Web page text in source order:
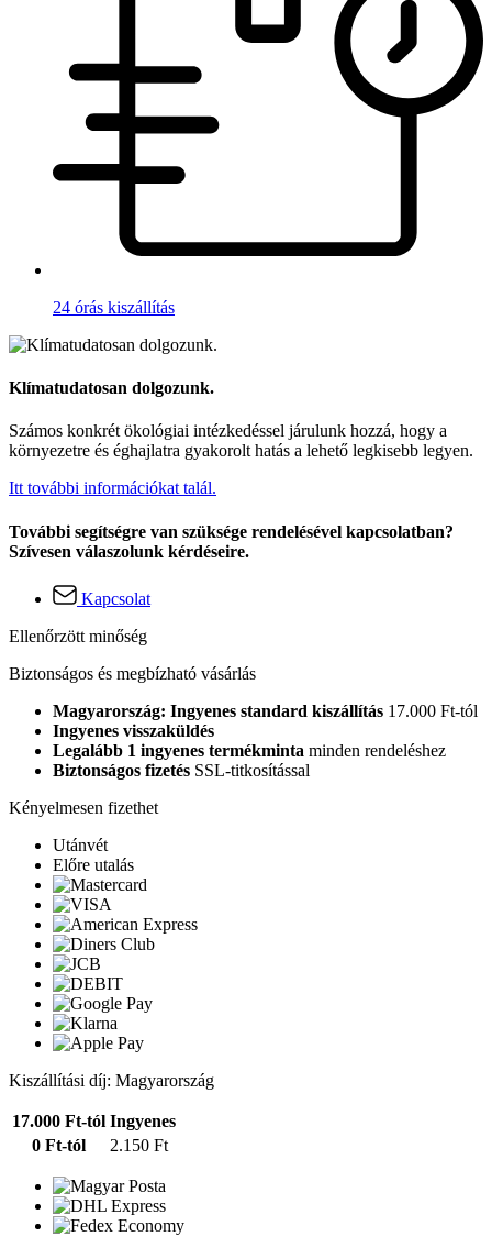
24 órás kiszállítás
Klímatudatosan dolgozunk.
Számos konkrét ökológiai intézkedéssel járulunk hozzá, hogy a
környezetre és éghajlatra gyakorolt hatás a lehető legkisebb legyen.
Itt további információkat talál.
További segítségre van szüksége rendelésével kapcsolatban?
Szívesen válaszolunk kérdéseire.
Kapcsolat
Ellenőrzött minőség
Biztonságos és megbízható vásárlás
Magyarország: Ingyenes standard kiszállítás 17.000 Ft-tól
Ingyenes visszaküldés
Legalább 1 ingyenes termékminta minden rendeléshez
Biztonságos fizetés SSL-titkosítással
Kényelmesen fizethet
Utánvét
Előre utalás
Kiszállítási díj: Magyarország
17.000 Ft-tól Ingyenes
0 Ft-tól
2.150 Ft